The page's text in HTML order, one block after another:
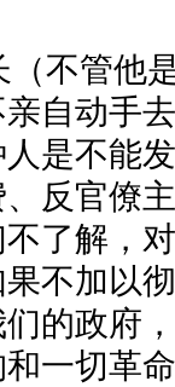
不管他
自动手
是不能
反官僚
了解，
不加以
的政府
一切革